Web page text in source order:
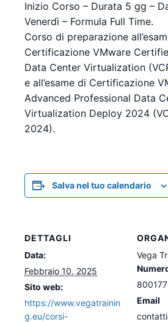
Inizio Corso – Durata 5 gg –
Venerdì – Formula Full Time.
Corso di preparazione
Certificazione VMware
Data Center Virtualization
e all’esame di Certificazione
Advanced Professional Data
Virtualization Deploy 2024
2024).
Salva nel tuo calendario
DETTAGLI
Data:
Febbraio 10, 2025
Sito web:
https://www.vegatrainin
g.eu/corsi-
Vega
Email